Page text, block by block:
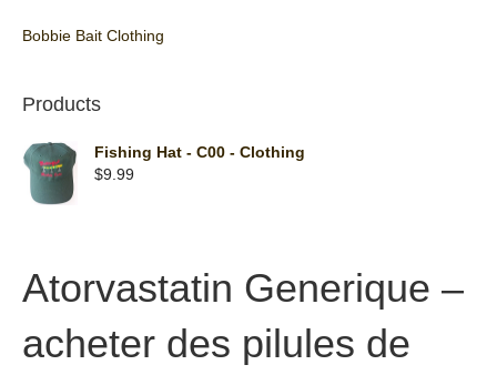
Bobbie Bait Clothing
Products
Fishing Hat - C00 - Clothing
$9.99
Atorvastatin Generique –
acheter des pilules de